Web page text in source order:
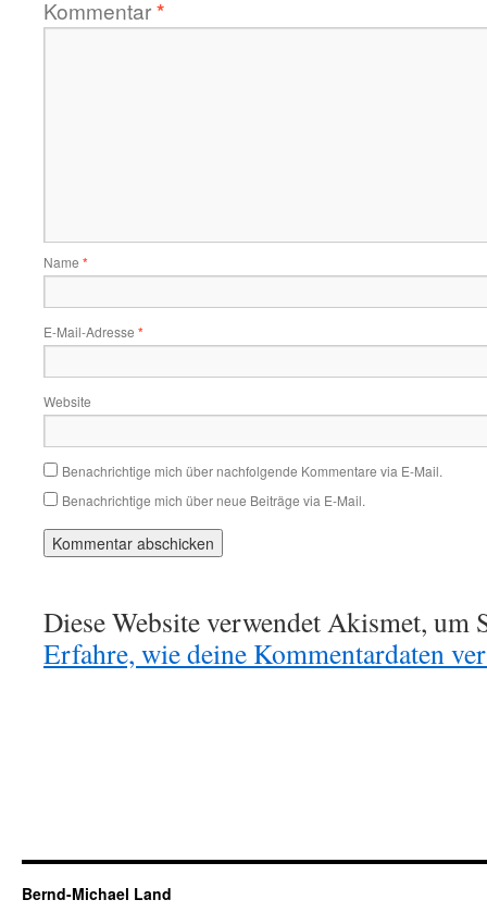
Kommentar*
Name *
E-Mail-Adresse *
Website
Benachrichtige mich über nachfolgende Kommentare via E-Mail.
Benachrichtige mich über neue Beiträge via E-Mail.
Diese Website verwendet Akismet, um
Erfahre, wie deine Kommentardaten
Bernd-Michael Land